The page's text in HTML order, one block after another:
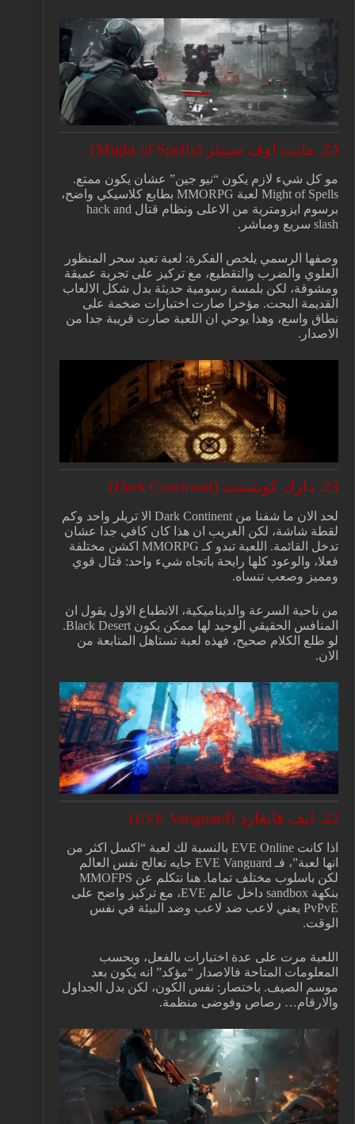
24. مايت اوف سبيلز (Might of Spells)
مو كل شيء لازم يكون “نيو جين” عشان يكون ممتع.
Might of Spells لعبة MMORPG بطابع كلاسيكي واضح،
برسوم ايزومترية من الاعلى ونظام قتال hack and
slash سريع ومباشر.
وصفها الرسمي يلخص الفكرة: لعبة تعيد سحر المنظور
العلوي والضرب والتقطيع، مع تركيز على تجربة عميقة
ومشوقة، لكن بلمسة رسومية حديثة بدل شكل الالعاب
القديمة البحت. مؤخرا صارت اختبارات ضخمة على
نطاق واسع، وهذا يوحي ان اللعبة صارت قريبة جدا من
الاصدار.
23. دارك كونتيننت (Dark Continent)
لحد الان ما شفنا من Dark Continent الا تريلر واحد وكم
لقطة شاشة، لكن الغريب ان هذا كان كافي جدا عشان
تدخل القائمة. اللعبة تبدو كـ MMORPG اكشن مختلفة
فعلا، والوعود كلها رايحة باتجاه شيء واحد: قتال قوي
ومميز وصعب تنساه.
من ناحية السرعة والديناميكية، الانطباع الاول يقول ان
المنافس الحقيقي الوحيد لها ممكن يكون Black Desert.
لو طلع الكلام صحيح، فهذه لعبة تستاهل المتابعة من
الان.
22. ايف فانغارد (EVE Vanguard)
اذا كانت EVE Online بالنسبة لك لعبة “اكسل اكثر من
انها لعبة”، فـ EVE Vanguard جايه تعالج نفس العالم
لكن باسلوب مختلف تماما. هنا نتكلم عن MMOFPS
بنكهة sandbox داخل عالم EVE، مع تركيز واضح على
PvPvE يعني لاعب ضد لاعب وضد البيئة في نفس
الوقت.
اللعبة مرت على عدة اختبارات بالفعل، وبحسب
المعلومات المتاحة فالاصدار “مؤكد” انه يكون بعد
موسم الصيف. باختصار: نفس الكون، لكن بدل الجداول
والارقام… رصاص وفوضى منظمة.